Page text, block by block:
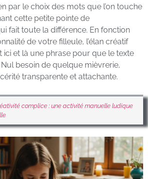
par le choix des mots que l’on touche
cette petite pointe de
fait toute la différence. En fonction
de votre filleule, l’élan créatif
ici et là une phrase pour que le texte
besoin de quelque mièvrerie,
transparente et attachante.
complice : une activité manuelle ludique